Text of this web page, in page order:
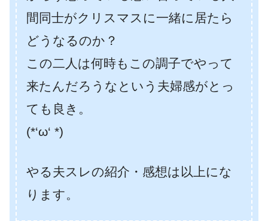
間同士がクリスマスに一緒に居たら
どうなるのか？
この二人は何時もこの調子でやって
来たんだろうなという夫婦感がとっ
ても良き。
(*‘ω‘ *)
やる夫スレの紹介・感想は以上にな
ります。